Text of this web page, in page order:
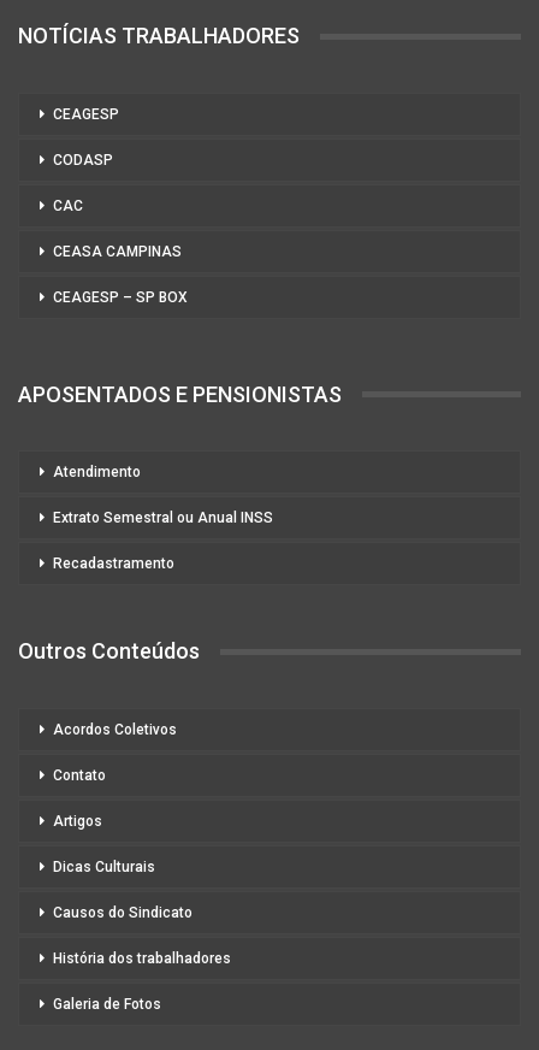
NOTÍCIAS TRABALHADORES
CEAGESP
CODASP
CAC
CEASA CAMPINAS
CEAGESP – SP BOX
APOSENTADOS E PENSIONISTAS
Atendimento
Extrato Semestral ou Anual INSS
Recadastramento
Outros Conteúdos
Acordos Coletivos
Contato
Artigos
Dicas Culturais
Causos do Sindicato
História dos trabalhadores
Galeria de Fotos